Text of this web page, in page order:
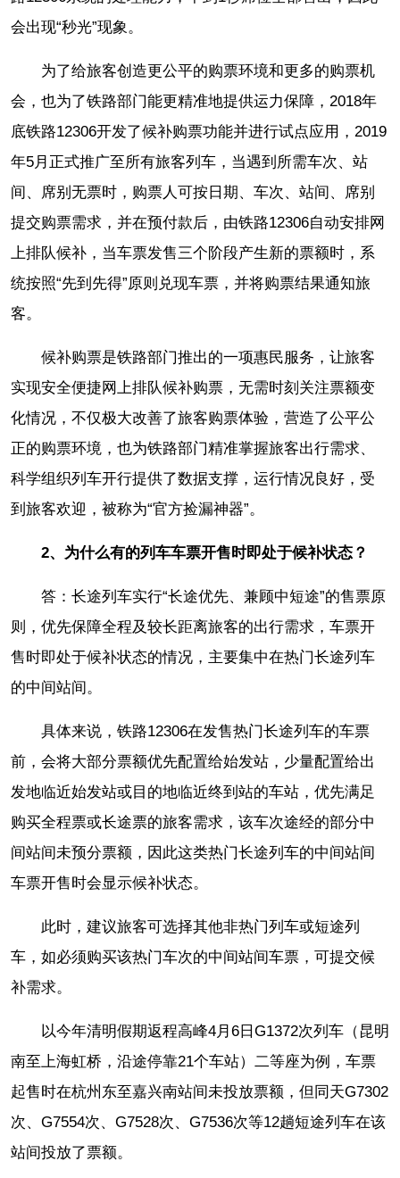
会出现“秒光”现象。
为了给旅客创造更公平的购票环境和更多的购票机
会，也为了铁路部门能更精准地提供运力保障，2018年
底铁路12306开发了候补购票功能并进行试点应用，2019
年5月正式推广至所有旅客列车，当遇到所需车次、站
间、席别无票时，购票人可按日期、车次、站间、席别
提交购票需求，并在预付款后，由铁路12306自动安排网
上排队候补，当车票发售三个阶段产生新的票额时，系
统按照“先到先得”原则兑现车票，并将购票结果通知旅
客。
候补购票是铁路部门推出的一项惠民服务，让旅客
实现安全便捷网上排队候补购票，无需时刻关注票额变
化情况，不仅极大改善了旅客购票体验，营造了公平公
正的购票环境，也为铁路部门精准掌握旅客出行需求、
科学组织列车开行提供了数据支撑，运行情况良好，受
到旅客欢迎，被称为“官方捡漏神器”。
2、为什么有的列车车票开售时即处于候补状态？
答：长途列车实行“长途优先、兼顾中短途”的售票原
则，优先保障全程及较长距离旅客的出行需求，车票开
售时即处于候补状态的情况，主要集中在热门长途列车
的中间站间。
具体来说，铁路12306在发售热门长途列车的车票
前，会将大部分票额优先配置给始发站，少量配置给出
发地临近始发站或目的地临近终到站的车站，优先满足
购买全程票或长途票的旅客需求，该车次途经的部分中
间站间未预分票额，因此这类热门长途列车的中间站间
车票开售时会显示候补状态。
此时，建议旅客可选择其他非热门列车或短途列
车，如必须购买该热门车次的中间站间车票，可提交候
补需求。
以今年清明假期返程高峰4月6日G1372次列车（昆明
南至上海虹桥，沿途停靠21个车站）二等座为例，车票
起售时在杭州东至嘉兴南站间未投放票额，但同天G7302
次、G7554次、G7528次、G7536次等12趟短途列车在该
站间投放了票额。